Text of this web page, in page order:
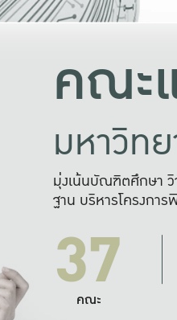
คณะ
มหาวิท
มุ่งเน้นบัณฑิตศึกษา
ฐาน บริหารโครงกา
37
คณะ